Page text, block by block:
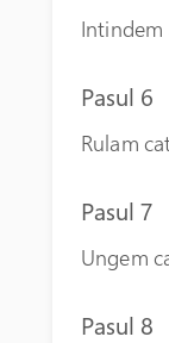
Intindem
Pasul 6
Rulam
Pasul 7
Ungem
Pasul 8